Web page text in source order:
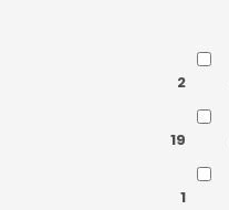
2
19
1